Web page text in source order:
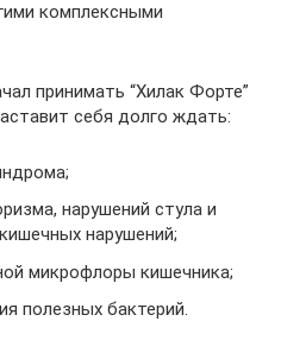
комплексными
принимать “Хилак Форте”
себя долго ждать:
нарушений стула и
нарушений;
микрофлоры кишечника;
полезных бактерий.